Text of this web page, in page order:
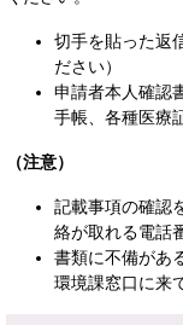
切手を貼った返
ださい）
申請者本人確認
手帳、各種医療
（注意）
記載事項の確認
絡が取れる電話
書類に不備があ
環境課窓口に来